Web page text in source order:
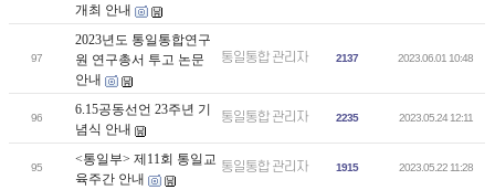
개최 안내
97
2023년도 통일통합연구
원 연구총서 투고 논문
안내
통일통합 관리자 2137 2023.06.01 10:48
96
6.15공동선언 23주년 기
념식 안내
통일통합 관리자 2235 2023.05.24 12:11
95
<통일부> 제11회 통일교
육주간 안내
통일통합 관리자 1915 2023.05.22 11:28